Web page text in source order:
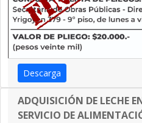
Descarga
ADQUISICIÓN DE LECHE
SERVICIO DE